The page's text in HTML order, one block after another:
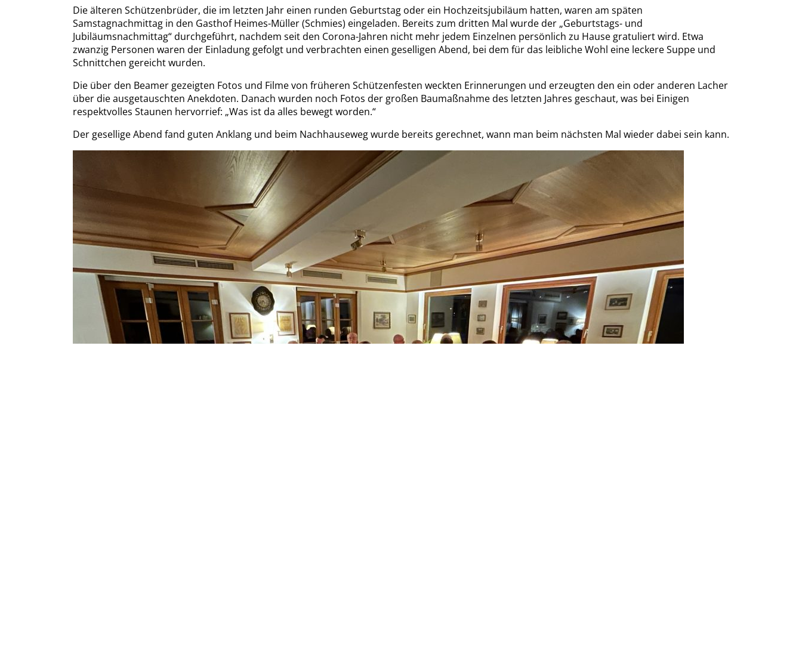
Die älteren Schützenbrüder, die im letzten Jahr einen runden Geburtstag oder ein Hochzeitsjubiläum hatten, waren am späten
Samstagnachmittag in den Gasthof Heimes-Müller (Schmies) eingeladen. Bereits zum dritten Mal wurde der „Geburtstags- und
Jubiläumsnachmittag“ durchgeführt, nachdem seit den Corona-Jahren nicht mehr jedem Einzelnen persönlich zu Hause gratuliert wird. Etwa
zwanzig Personen waren der Einladung gefolgt und verbrachten einen geselligen Abend, bei dem für das leibliche Wohl eine leckere Suppe und
Schnittchen gereicht wurden.
Die über den Beamer gezeigten Fotos und Filme von früheren Schützenfesten weckten Erinnerungen und erzeugten den ein oder anderen Lacher
über die ausgetauschten Anekdoten. Danach wurden noch Fotos der großen Baumaßnahme des letzten Jahres geschaut, was bei Einigen
respektvolles Staunen hervorrief: „Was ist da alles bewegt worden.“
Der gesellige Abend fand guten Anklang und beim Nachhauseweg wurde bereits gerechnet, wann man beim nächsten Mal wieder dabei sein kann.